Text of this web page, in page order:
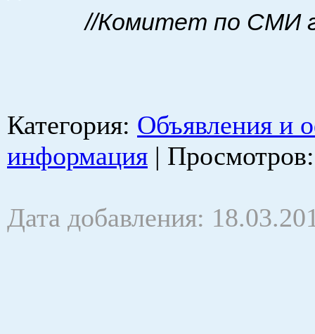
//Комитет по СМИ г
Категория: Объявления и
информация | Просмотров
Дата добавления: